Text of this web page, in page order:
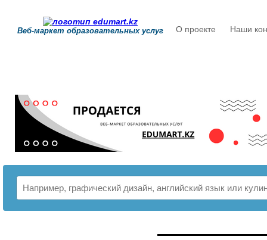
Веб-маркет образовательных услуг О проекте Наши